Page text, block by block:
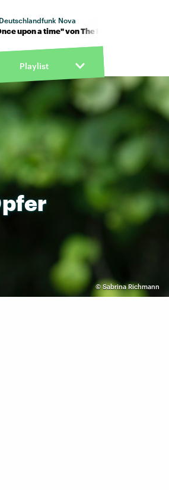
Deutschlandfunk Nova
von The Linda Lindas · "Once upon a
Playlist
©Sabrina Richmann